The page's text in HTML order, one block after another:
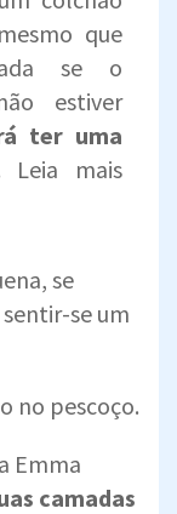
mesmo que
se o
estiver
ter uma
Leia mais
se
se um
no pescoço.
Emma
camadas